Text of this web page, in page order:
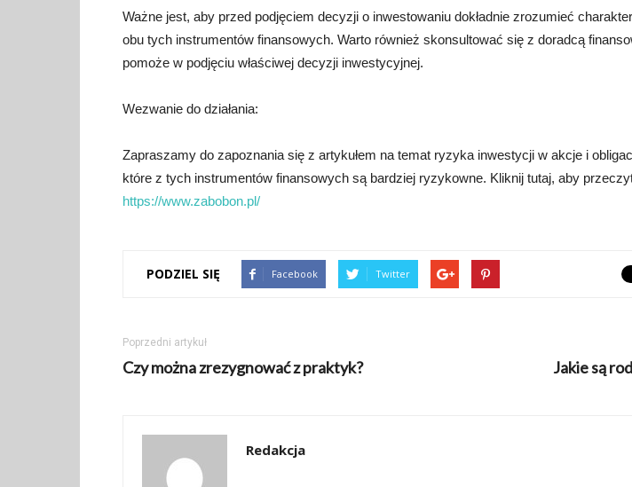
Ważne jest, aby przed podjęciem decyzji o inwestowaniu dokładnie zrozumieć
obu tych instrumentów finansowych. Warto również skonsultować się z doradcą
pomoże w podjęciu właściwej decyzji inwestycyjnej.
Wezwanie do działania:
Zapraszamy do zapoznania się z artykułem na temat ryzyka inwestycji w akcje i
które z tych instrumentów finansowych są bardziej ryzykowne. Kliknij tutaj, aby
https://www.zabobon.pl/
PODZIEL SIĘ Facebook Twitter
Poprzedni artykuł
Czy można zrezygnować z praktyk? Jakie są
Redakcja